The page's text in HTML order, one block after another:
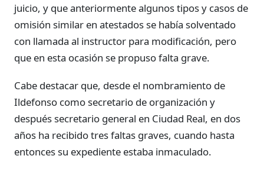
juicio, y que anteriormente algunos tipos y casos de
omisión similar en atestados se había solventado
con llamada al instructor para modificación, pero
que en esta ocasión se propuso falta grave.
Cabe destacar que, desde el nombramiento de
Ildefonso como secretario de organización y
después secretario general en Ciudad Real, en dos
años ha recibido tres faltas graves, cuando hasta
entonces su expediente estaba inmaculado.